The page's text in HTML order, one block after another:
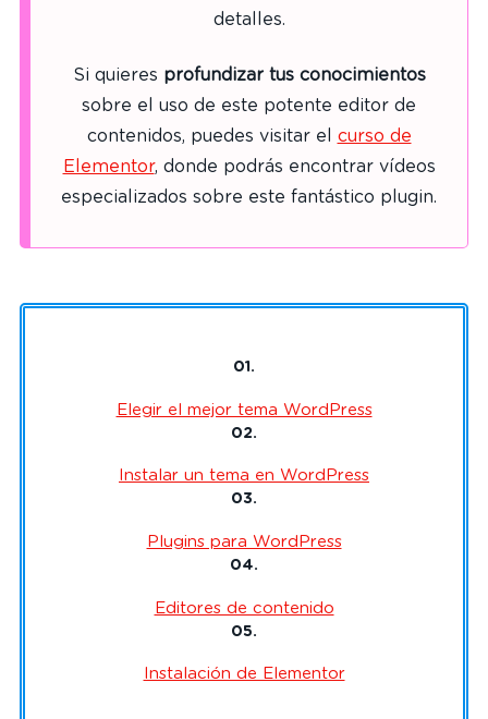
detalles.
Si quieres profundizar tus conocimientos
sobre el uso de este potente editor de
contenidos, puedes visitar el curso de
Elementor, donde podrás encontrar vídeos
especializados sobre este fantástico plugin.
01.
Elegir el mejor tema WordPress
02.
Instalar un tema en WordPress
03.
Plugins para WordPress
04.
Editores de contenido
05.
Instalación de Elementor